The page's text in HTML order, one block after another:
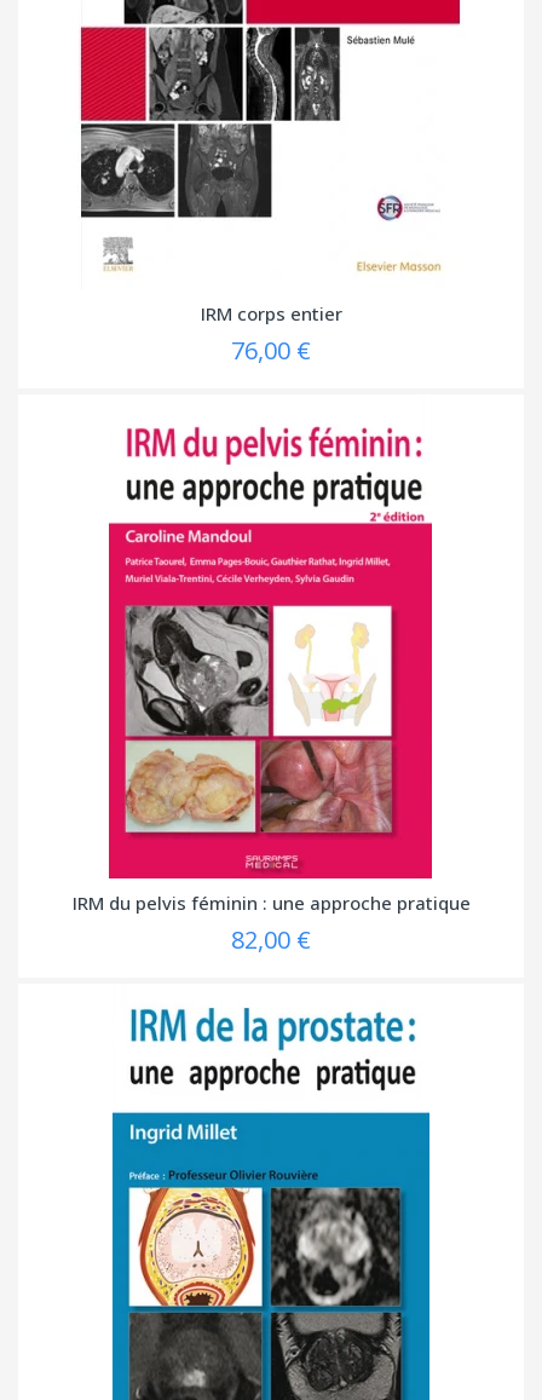
IRM corps entier
76,00 €
IRM du pelvis féminin : une approche pratique
82,00 €